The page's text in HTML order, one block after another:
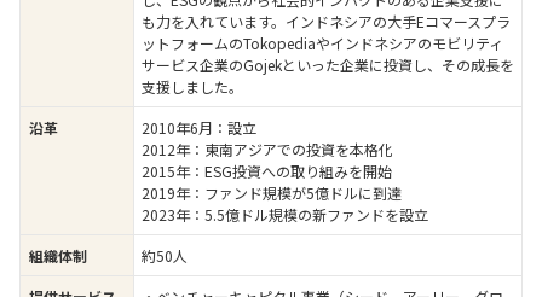
も力を入れています。インドネシアの大手Eコマースプラ
ットフォームのTokopediaやインドネシアのモビリティ
サービス企業のGojekといった企業に投資し、その成長を
支援しました。
沿革
2010年6月：設立
2012年：東南アジアでの投資を本格化
2015年：ESG投資への取り組みを開始
2019年：ファンド規模が5億ドルに到達
2023年：5.5億ドル規模の新ファンドを設立
組織体制 約50人